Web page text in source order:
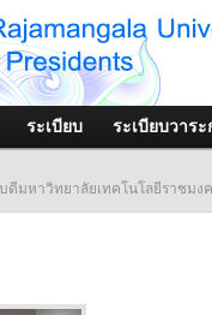
ระเบียบ ระเบียบวาร
มหาวิทยาลัยเทคโนโลยีราชมงค